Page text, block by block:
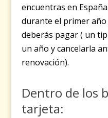
encuentras en
durante el primer
deberás pagar ( un
un año y cancelarla
renovación).
Dentro de los
tarjeta: